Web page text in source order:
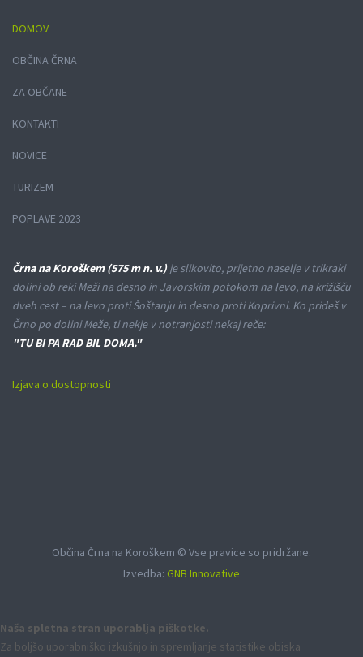
DOMOV
OBČINA ČRNA
ZA OBČANE
KONTAKTI
NOVICE
TURIZEM
POPLAVE 2023
Črna na Koroškem (575 m n. v.)je slikovito, prijetno naselje v trikraki
dolini ob reki Meži na desno in Javorskim potokom na levo, na križišču
dveh cest – na levo proti Šoštanju in desno proti Koprivni. Ko prideš v
Črno po dolini Meže, ti nekje v notranjosti nekaj reče:
"TU BI PA RAD BIL DOMA."
Izjava o dostopnosti
Občina Črna na Koroškem © Vse pravice so pridržane.
Izvedba: GNB Innovative
Naša spletna stran uporablja piškotke.
Za boljšo uporabniško izkušnjo in spremljanje statistike obiska